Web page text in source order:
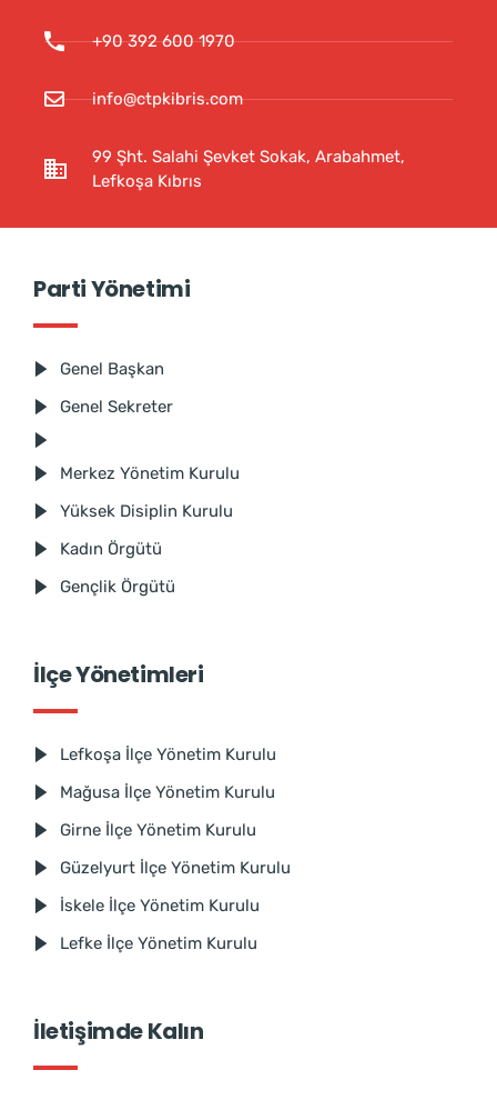
+90 392 600 1970
info@ctpkibris.com
99 Şht. Salahi Şevket Sokak, Arabahmet,
Lefkoşa Kıbrıs
Parti Yönetimi
Genel Başkan
Genel Sekreter
Merkez Yönetim Kurulu
Yüksek Disiplin Kurulu
Kadın Örgütü
Gençlik Örgütü
İlçe Yönetimleri
Lefkoşa İlçe Yönetim Kurulu
Mağusa İlçe Yönetim Kurulu
Girne İlçe Yönetim Kurulu
Güzelyurt İlçe Yönetim Kurulu
İskele İlçe Yönetim Kurulu
Lefke İlçe Yönetim Kurulu
İletişimde Kalın